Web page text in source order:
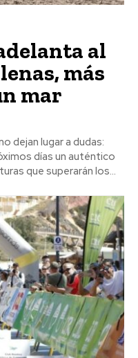
al
más
mar
dejan lugar a dudas:
días un auténtico
que superarán los...